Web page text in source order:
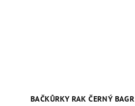
BAČKŮRKY RAK ČERNÝ BAGR